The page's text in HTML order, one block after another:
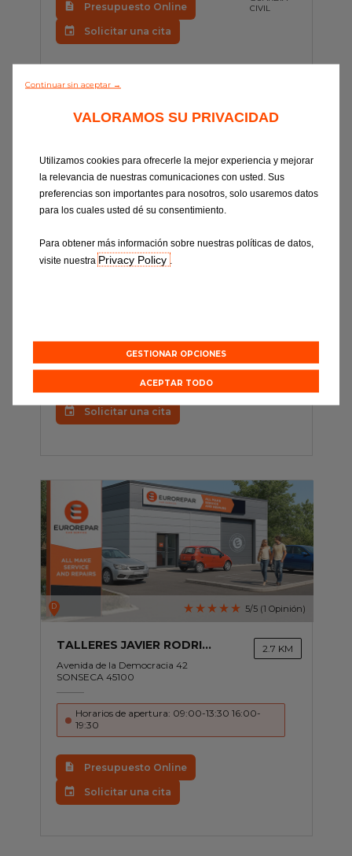
Presupuesto Online
Solicitar una cita
18:00
Presupuesto Online
Solicitar una cita
D 5/5 (1 Opinión)
TALLERES JAVIER RODRIGUEZ
Avenida de la Democracia 42
SONSECA 45100
2.7 KM
Horarios de apertura: 09:00-13:30 16:00-
19:30
Presupuesto Online
Solicitar una cita
Continuar sin aceptar →
VALORAMOS SU PRIVACIDAD
Utilizamos cookies para ofrecerle la mejor experiencia y mejorar
la relevancia de nuestras comunicaciones con usted. Sus
preferencias son importantes para nosotros, solo usaremos datos
para los cuales usted dé su consentimiento.
Para obtener más información sobre nuestras políticas de datos,
visite nuestra Privacy Policy
GESTIONAR OPCIONES
ACEPTAR TODO